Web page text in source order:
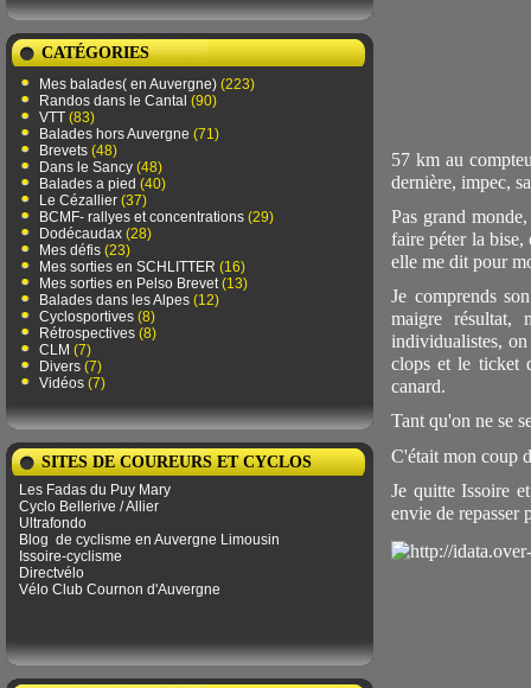
CATÉGORIES
Mes balades( en Auvergne) (223)
Randos dans le Cantal (90)
VTT (83)
Balades hors Auvergne (71)
Brevets (48)
Dans le Sancy (48)
Balades a pied (40)
Le Cézallier (37)
BCMF- rallyes et concentrations (29)
Dodécaudax (28)
Mes défis (23)
Mes sorties en SCHLITTER (16)
Mes sorties en Pelso Brevet(13)
Balades dans les Alpes (12)
Cyclosportives (8)
Rétrospectives (8)
CLM (7)
Divers (7)
Vidéos (7)
SITES DE COUREURS ET CYCLOS
Les Fadas du Puy Mary
Cyclo Bellerive / Allier
Ultrafondo
Blog de ​​cyclisme en Auvergne Limousin
Issoire-cyclisme
Directvélo
Vélo Club Cournon d'Auvergne
57 km au
dernière, impec,
Pas grand
faire péter la bise,
elle me dit pour
Je comprends
maigre
individualistes,
clops et le ticket
canard.
Tant qu'on ne se
C'était mon coup
Je quitte Issoire
envie de repasser